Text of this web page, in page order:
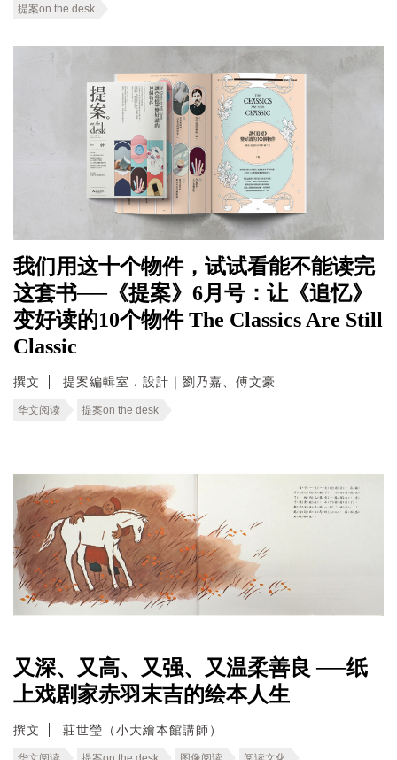
提案on the desk
我们用这十个物件，试试看能不能读完
这套书──《提案》6月号：让《追忆》
变好读的10个物件 The Classics Are Still
Classic
撰文 提案編輯室．設計｜劉乃嘉、傅文豪
华文阅读 提案on the desk
又深、又高、又强、又温柔善良 ──纸
上戏剧家赤羽末吉的绘本人生
撰文 莊世瑩（小大繪本館講師）